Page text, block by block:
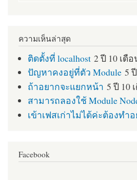
ความเห็นล่าสุด
ติดตั้งที่ localhost 2 ปี 10 เดื
ปัญหาคงอยู่ที่ตัว Module 5
ถ้าอยากจะแยกหน้า 5 ปี 10
สามารถลองใช้ Module
เข้าเฟสเก่าไม่ได้ค่ะต้องทำ
Facebook